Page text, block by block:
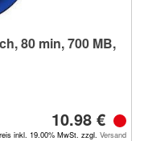
80 min, 700 MB,
10.98 €
inkl. 19.00% MwSt. zzgl. Versand